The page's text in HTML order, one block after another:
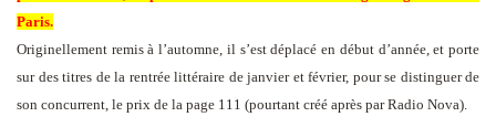
Paris.
Originellement remis à l’automne, il s’est déplacé en début d’année, et porte
sur des titres de la rentrée littéraire de janvier et février, pour se distinguer de
son concurrent, le prix de la page 111 (pourtant créé après par Radio Nova).